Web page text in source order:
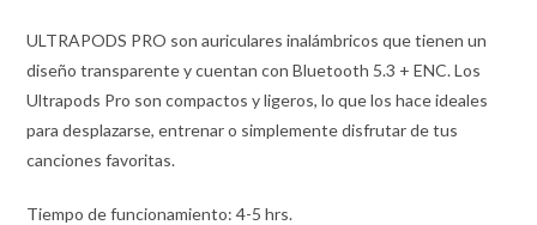
ULTRAPODS PRO son auriculares inalámbricos que tienen un
diseño transparente y cuentan con Bluetooth 5.3 + ENC. Los
Ultrapods Pro son compactos y ligeros, lo que los hace ideales
para desplazarse, entrenar o simplemente disfrutar de tus
canciones favoritas.
Tiempo de funcionamiento: 4-5 hrs.